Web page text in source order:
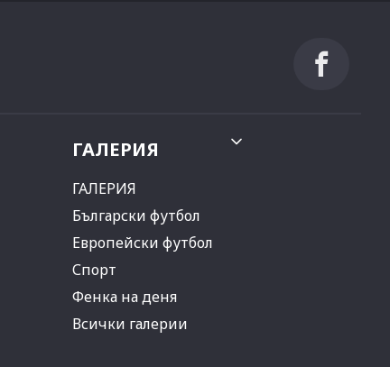
ГАЛЕРИЯ
ГАЛЕРИЯ
Български футбол
Европейски футбол
Спорт
Фенка на деня
Всички галерии